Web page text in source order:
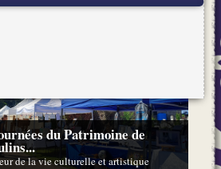
du Patrimoine de
de la vie culturelle et artistique